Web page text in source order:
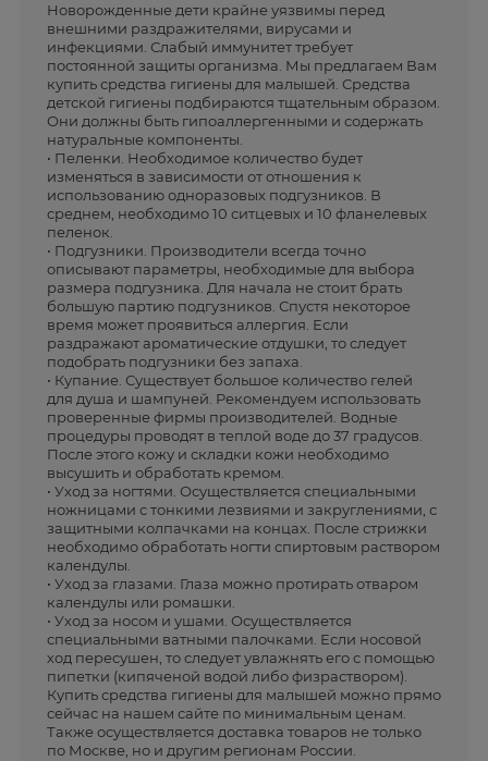
Новорожденные дети крайне уязвимы перед
внешними раздражителями, вирусами и
инфекциями. Слабый иммунитет требует
постоянной защиты организма. Мы предлагаем Вам
купить средства гигиены для малышей. Средства
детской гигиены подбираются тщательным образом.
Они должны быть гипоаллергенными и содержать
натуральные компоненты.
• Пеленки. Необходимое количество будет
изменяться в зависимости от отношения к
использованию одноразовых подгузников. В
среднем, необходимо 10 ситцевых и 10 фланелевых
пеленок.
• Подгузники. Производители всегда точно
описывают параметры, необходимые для выбора
размера подгузника. Для начала не стоит брать
большую партию подгузников. Спустя некоторое
время может проявиться аллергия. Если
раздражают ароматические отдушки, то следует
подобрать подгузники без запаха.
• Купание. Существует большое количество гелей
для душа и шампуней. Рекомендуем использовать
проверенные фирмы производителей. Водные
процедуры проводят в теплой воде до 37 градусов.
После этого кожу и складки кожи необходимо
высушить и обработать кремом.
• Уход за ногтями. Осуществляется специальными
ножницами с тонкими лезвиями и закруглениями, с
защитными колпачками на концах. После стрижки
необходимо обработать ногти спиртовым раствором
календулы.
• Уход за глазами. Глаза можно протирать отваром
календулы или ромашки.
• Уход за носом и ушами. Осуществляется
специальными ватными палочками. Если носовой
ход пересушен, то следует увлажнять его с помощью
пипетки (кипяченой водой либо физраствором).
Купить средства гигиены для малышей можно прямо
сейчас на нашем сайте по минимальным ценам.
Также осуществляется доставка товаров не только
по Москве, но и другим регионам России.